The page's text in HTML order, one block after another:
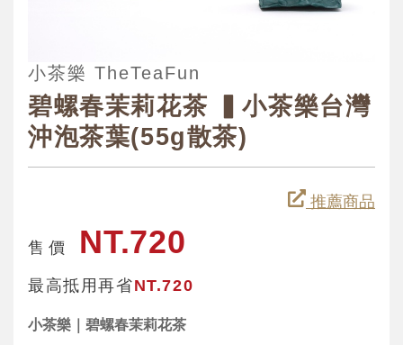
小茶樂 TheTeaFun
碧螺春茉莉花茶 ▍小茶樂台灣
沖泡茶葉(55g散茶)
推薦商品
售 價 NT.720
最高抵用再省NT.720
小茶樂｜碧螺春茉莉花茶